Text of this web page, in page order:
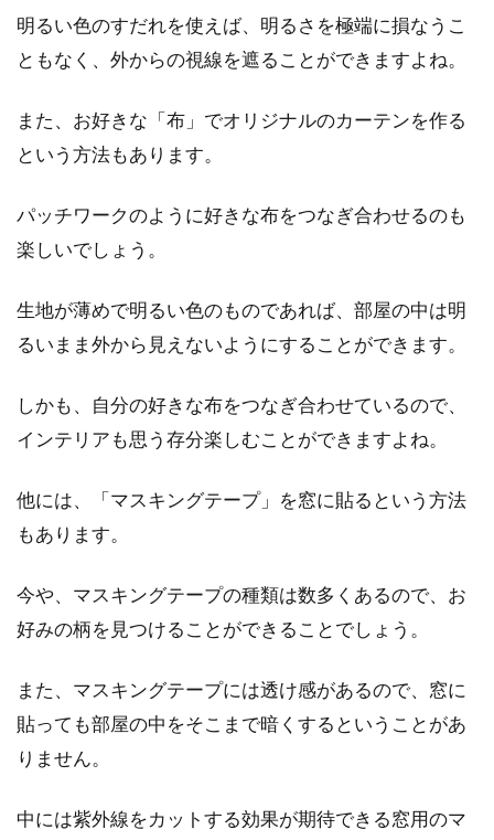
明るい色のすだれを使えば、明るさを極端に損なうこ
ともなく、外からの視線を遮ることができますよね。
また、お好きな「布」でオリジナルのカーテンを作る
という方法もあります。
パッチワークのように好きな布をつなぎ合わせるのも
楽しいでしょう。
生地が薄めで明るい色のものであれば、部屋の中は明
るいまま外から見えないようにすることができます。
しかも、自分の好きな布をつなぎ合わせているので、
インテリアも思う存分楽しむことができますよね。
他には、「マスキングテープ」を窓に貼るという方法
もあります。
今や、マスキングテープの種類は数多くあるので、お
好みの柄を見つけることができることでしょう。
また、マスキングテープには透け感があるので、窓に
貼っても部屋の中をそこまで暗くするということがあ
りません。
中には紫外線をカットする効果が期待できる窓用のマ